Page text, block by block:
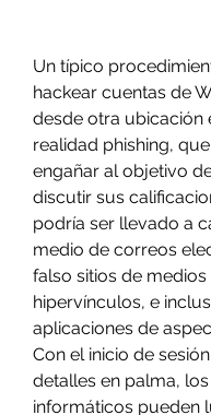
Un típico
hackear cuentas de
desde otra ubicación
realidad phishing,
engañar al objetivo
discutir sus
podría ser llevado a
medio de correos
falso sitios de medios
hipervínculos, e
aplicaciones de
Con el inicio de
detalles en palma,
informáticos pueden